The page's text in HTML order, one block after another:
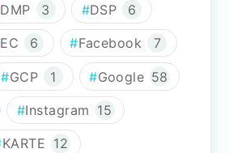
DMP 3 DSP 6
EC 6 Facebook 7
GCP 1 Google 58
Instagram 15
KARTE 12